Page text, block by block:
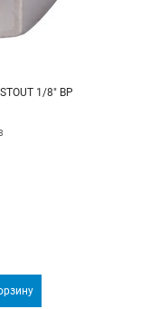
1/8" ВР